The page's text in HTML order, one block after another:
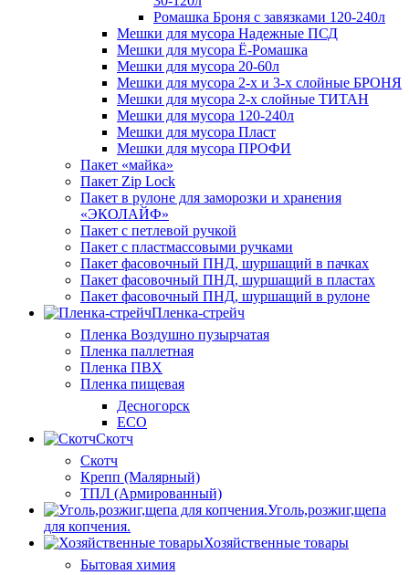
Ромашка Броня с завязками 120-240л
Мешки для мусора Надежные ПСД
Мешки для мусора Ё-Ромашка
Мешки для мусора 20-60л
Мешки для мусора 2-х и 3-х слойные БРОНЯ
Мешки для мусора 2-х слойные ТИТАН
Мешки для мусора 120-240л
Мешки для мусора Пласт
Мешки для мусора ПРОФИ
Пакет «майка»
Пакет Zip Lock
Пакет в рулоне для заморозки и хранения
«ЭКОЛАЙФ»
Пакет с петлевой ручкой
Пакет с пластмассовыми ручками
Пакет фасовочный ПНД, шуршащий в пачках
Пакет фасовочный ПНД, шуршащий в пластах
Пакет фасовочный ПНД, шуршащий в рулоне
Пленка-стрейч
Пленка Воздушно пузырчатая
Пленка паллетная
Пленка ПВХ
Пленка пищевая
Десногорск
ECO
Скотч
Скотч
Крепп (Малярный)
ТПЛ (Армированный)
Уголь,розжиг,щепа
для копчения.
Хозяйственные товары
Бытовая химия